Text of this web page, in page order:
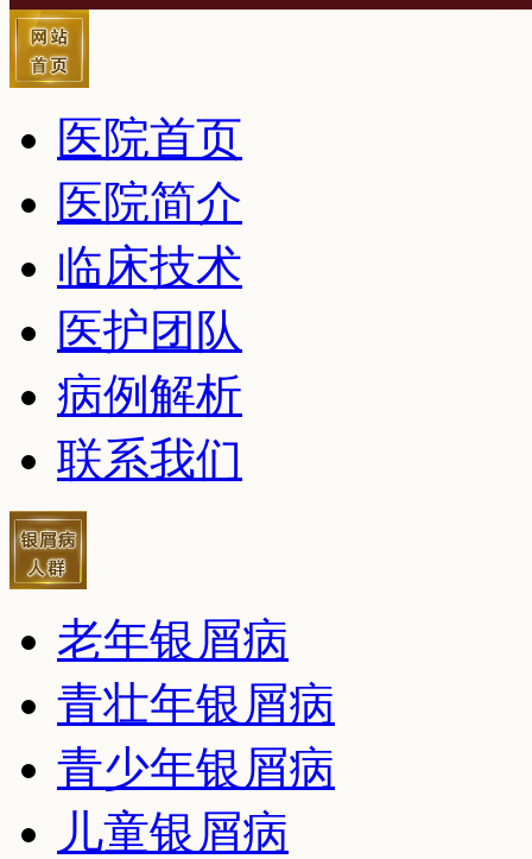
医院首页
医院简介
临床技术
医护团队
病例解析
联系我们
老年银屑病
青壮年银屑病
青少年银屑病
儿童银屑病